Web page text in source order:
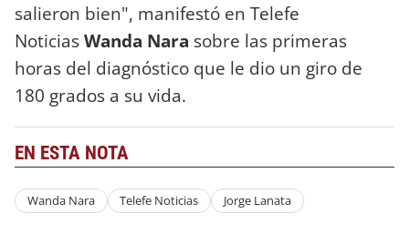
salieron bien", manifestó en Telefe
NoticiasWanda Nara sobre las primeras
horas del diagnóstico que le dio un giro de
180 grados a su vida.
EN ESTA NOTA
Wanda Nara Telefe Noticias Jorge Lanata